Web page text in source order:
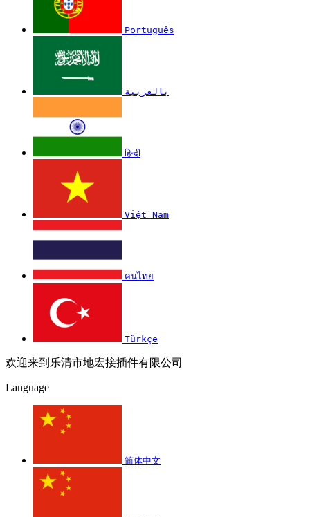
Português
بالعربية
हिन्दी
Việt Nam
คนไทย
Türkçe
欢迎来到乐清市地宏接插件有限公司
Language
简体中文